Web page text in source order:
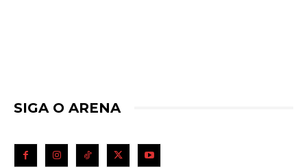
SIGA O ARENA